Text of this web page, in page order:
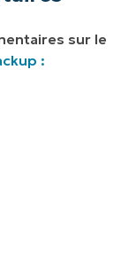
sur le
: